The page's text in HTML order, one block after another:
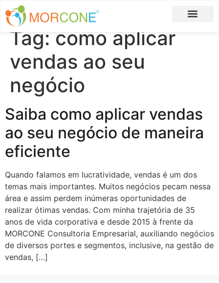
Tag: como aplicar
vendas ao seu
negócio
Saiba como aplicar vendas
ao seu negócio de maneira
eficiente
Quando falamos em lucratividade, vendas é um dos
temas mais importantes. Muitos negócios pecam nessa
área e assim perdem inúmeras oportunidades de
realizar ótimas vendas. Com minha trajetória de 35
anos de vida corporativa e desde 2015 à frente da
MORCONE Consultoria Empresarial, auxiliando negócios
de diversos portes e segmentos, inclusive, na gestão de
vendas, […]